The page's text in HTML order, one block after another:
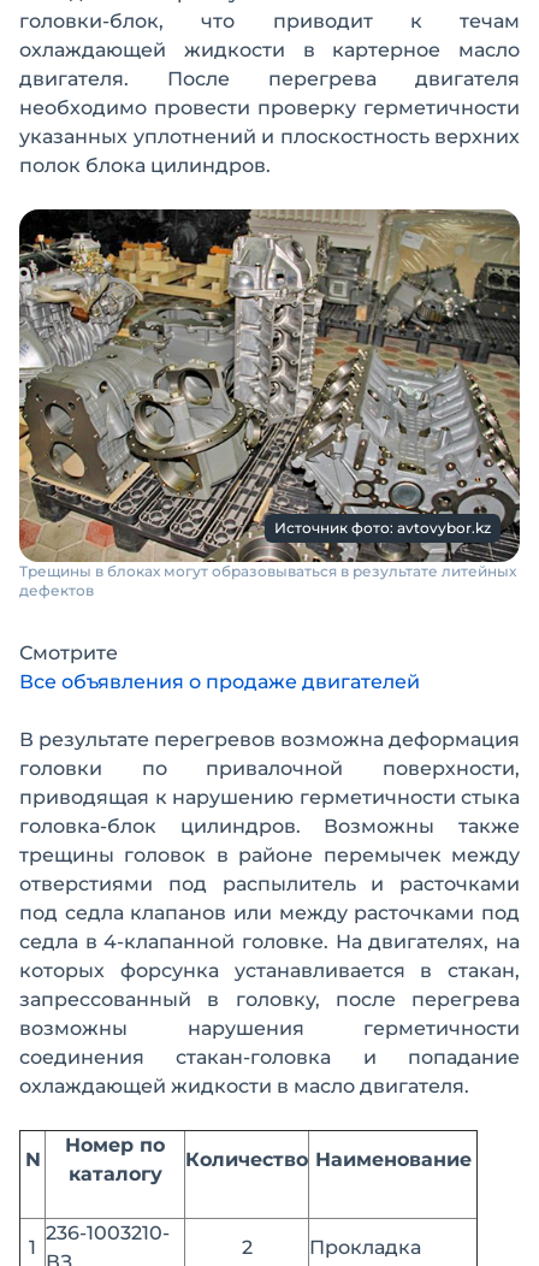
головки-блок, что приводит к течам
охлаждающей жидкости в картерное масло
двигателя. После перегрева двигателя
необходимо провести проверку герметичности
указанных уплотнений и плоскостность верхних
полок блока цилиндров.
Источник фото: avtovybor.kz
Трещины в блоках могут образовываться в результате литейных
дефектов
Смотрите
Все объявления о продаже двигателей
В результате перегревов возможна деформация
головки по привалочной поверхности,
приводящая к нарушению герметичности стыка
головка-блок цилиндров. Возможны также
трещины головок в районе перемычек между
отверстиями под распылитель и расточками
под седла клапанов или между расточками под
седла в 4-клапанной головке. На двигателях, на
которых форсунка устанавливается в стакан,
запрессованный в головку, после перегрева
возможны нарушения герметичности
соединения стакан-головка и попадание
охлаждающей жидкости в масло двигателя.
N
Номер по
каталогу
Количество Наименование
1
236-1003210-
2 Прокладка